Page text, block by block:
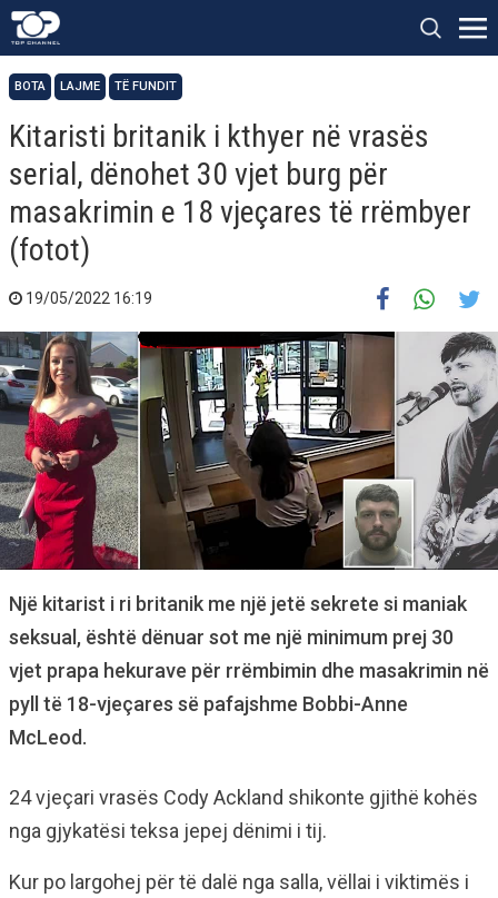
BOTA LAJME TË FUNDIT
Kitaristi britanik i kthyer në vrasës
serial, dënohet 30 vjet burg për
masakrimin e 18 vjeçares të rrëmbyer
(fotot)
19/05/2022 16:19
Një kitarist i ri britanik me një jetë sekrete si maniak
seksual, është dënuar sot me një minimum prej 30
vjet prapa hekurave për rrëmbimin dhe masakrimin në
pyll të 18-vjeçares së pafajshme Bobbi-Anne
McLeod.
24 vjeçari vrasës Cody Ackland shikonte gjithë kohës
nga gjykatësi teksa jepej dënimi i tij.
Kur po largohej për të dalë nga salla, vëllai i viktimës i